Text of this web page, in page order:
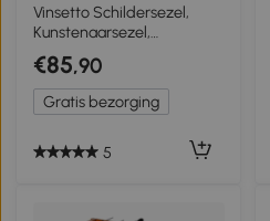
2+
Vinsetto Schildersezel,
Kunstenaarsezel,
Verstelbaar in hoogte, 4
wielen, Natuur + Zwart
€85,90
Gratis bezorging
5